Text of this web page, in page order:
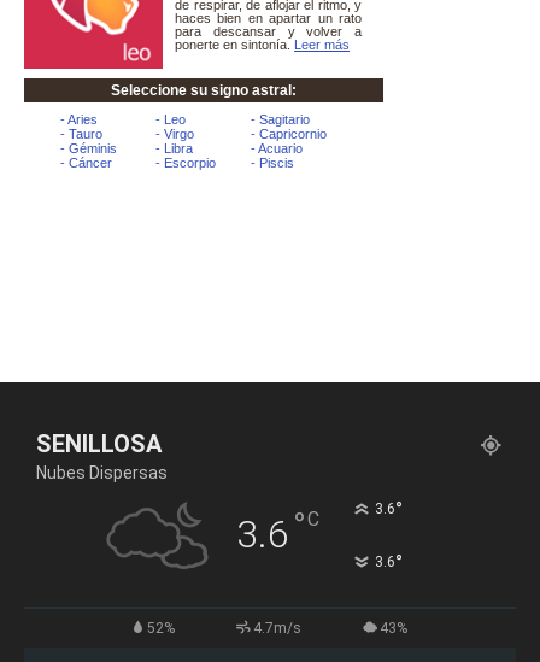
SENILLOSA
Nubes Dispersas
3.6 °C 3.6°
3.6°
52% 4.7m/s 43%